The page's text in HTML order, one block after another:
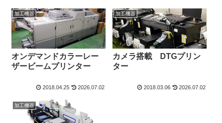
加工機器
オンデマンドカラーレー
ザービームプリンター
2018.04.25 2026.07.02
加工機器
カメラ搭載 DTGプリン
ター
2018.03.06 2026.07.02
加工機器